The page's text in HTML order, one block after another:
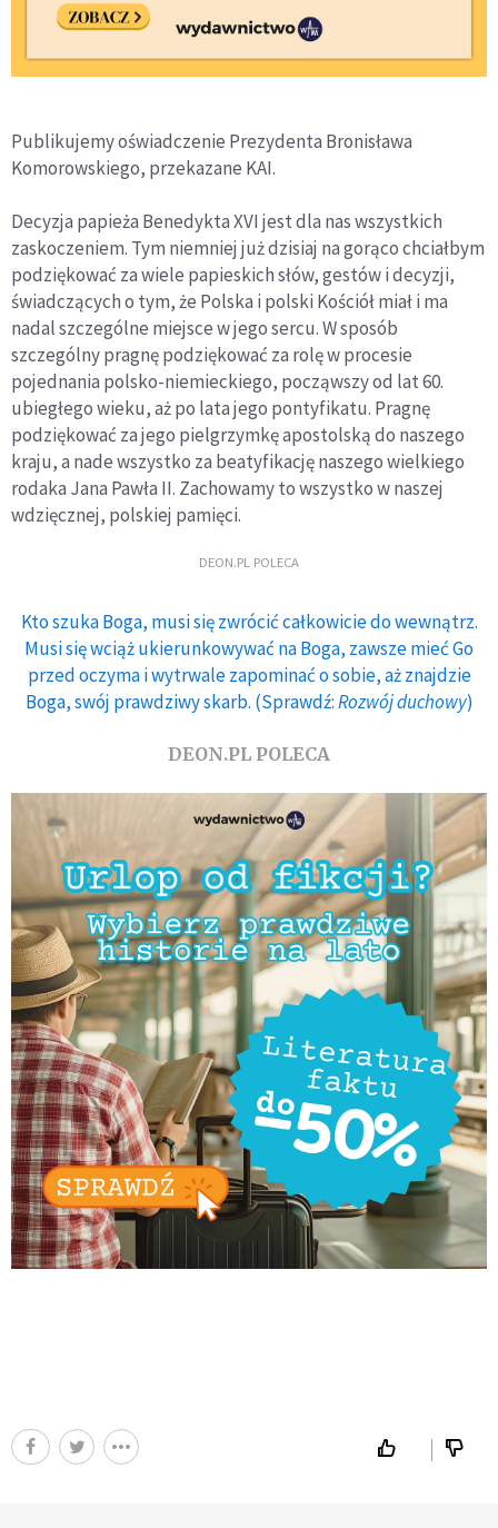
Publikujemy oświadczenie Prezydenta Bronisława
Komorowskiego, przekazane KAI.
Decyzja papieża Benedykta XVI jest dla nas wszystkich
zaskoczeniem. Tym niemniej już dzisiaj na gorąco chciałbym
podziękować za wiele papieskich słów, gestów i decyzji,
świadczących o tym, że Polska i polski Kościół miał i ma
nadal szczególne miejsce w jego sercu. W sposób
szczególny pragnę podziękować za rolę w procesie
pojednania polsko-niemieckiego, począwszy od lat 60.
ubiegłego wieku, aż po lata jego pontyfikatu. Pragnę
podziękować za jego pielgrzymkę apostolską do naszego
kraju, a nade wszystko za beatyfikację naszego wielkiego
rodaka Jana Pawła II. Zachowamy to wszystko w naszej
wdzięcznej, polskiej pamięci.
DEON.PL POLECA
Kto szuka Boga, musi się zwrócić całkowicie do wewnątrz.
Musi się wciąż ukierunkowywać na Boga, zawsze mieć Go
przed oczyma i wytrwale zapominać o sobie, aż znajdzie
Boga, swój prawdziwy skarb. (Sprawdź:Rozwój duchowy)
DEON.PL POLECA